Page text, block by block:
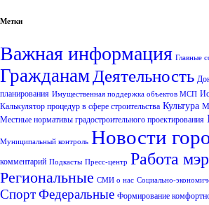
Метки
Важная информация Главные
Гражданам Деятельность
планирования Имущественная поддержка объектов МСП
Калькулятор процедур в сфере строительства Культура
Местные нормативы градостроительного проектирования
Муниципальный контроль Новости
комментарий Подкасты Пресс-центр Работа
Региональные СМИ о нас Социально-
СпортФедеральные Формирование